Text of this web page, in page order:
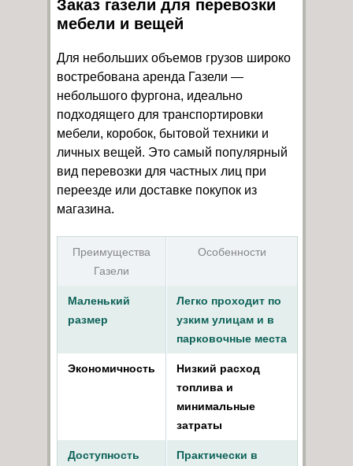
Заказ газели для перевозки
мебели и вещей
Для небольших объемов грузов широко
востребована аренда Газели —
небольшого фургона, идеально
подходящего для транспортировки
мебели, коробок, бытовой техники и
личных вещей. Это самый популярный
вид перевозки для частных лиц при
переезде или доставке покупок из
магазина.
Преимущества
Газели
Особенности
Маленький
размер
Легко проходит по
узким улицам и в
парковочные места
Экономичность
Низкий расход
топлива и
минимальные
затраты
Доступность
Практически в